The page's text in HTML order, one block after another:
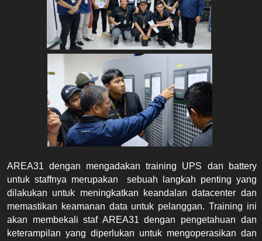
AREA31 dengan mengadakan training UPS dan battery
untuk staffnya merupakan  sebuah langkah penting yang
dilakukan untuk meningkatkan keandalan datacenter dan
memastikan keamanan data untuk pelanggan. Training ini
akan membekali staf AREA31 dengan pengetahuan dan
keterampilan yang diperlukan untuk mengoperasikan dan